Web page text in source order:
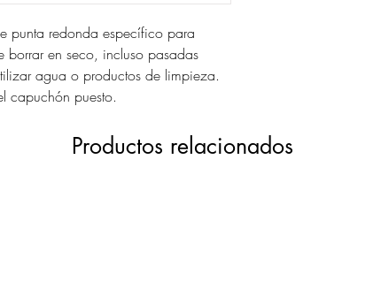
punta redonda específico para
borrar en seco, incluso pasadas
agua o productos de limpieza.
capuchón puesto.
Productos relacionados